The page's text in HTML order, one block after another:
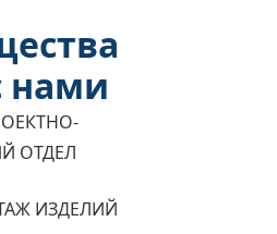
нами
ОТДЕЛ
ИЗДЕЛИЙ